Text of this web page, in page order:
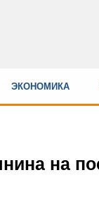
ЭКОНОМИКА
на